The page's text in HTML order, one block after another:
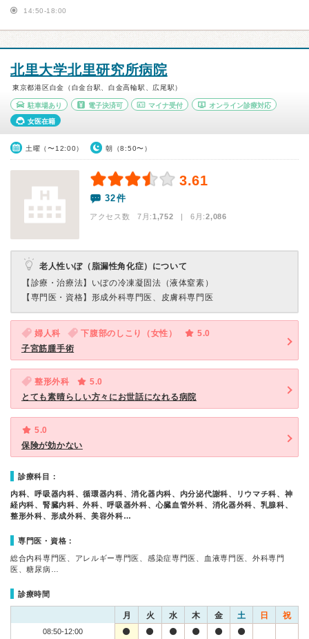
14:50-18:00
北里大学北里研究所病院
東京都港区白金（白金台駅、白金高輪駅、広尾駅）
駐車場あり 電子決済可 マイナ受付 オンライン診療対応
女医在籍
土曜（〜12:00） 朝（8:50〜）
3.61
32件
アクセス数 7月:1,752 | 6月:2,086
老人性いぼ（脂漏性角化症）について
【診療・治療法】 いぼの冷凍凝固法（液体窒素）
【専門医・資格】 形成外科専門医、皮膚科専門医
婦人科 下腹部のしこり（女性）
5.0
子宮筋腫手術
整形外科
5.0
とても素晴らしい方々にお世話になれる病院
5.0
保険が効かない
診療科目：
内科、呼吸器内科、循環器内科、消化器内科、内分泌代謝科、リウマチ科、神
経内科、腎臓内科、外科、呼吸器外科、心臓血管外科、消化器外科、乳腺科、
整形外科、形成外科、美容外科…
専門医・資格：
総合内科専門医、アレルギー専門医、感染症専門医、血液専門医、外科専門
医、糖尿病…
診療時間
月 火 水 木 金 土 日 祝
08:50-12:00